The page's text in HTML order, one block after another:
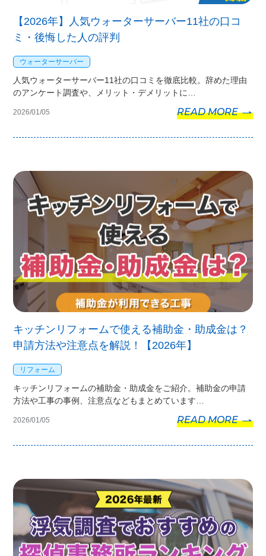
【2026年】人気ウォーターサーバー11社の口コ
ミ・後悔した人の評判
ウォーターサーバー
人気ウォーターサーバー11社の口コミを徹底比較。辞めた理由
のアンケート調査や、メリット・デメリットに…
2026/01/05 READ MORE
キッチンリフォームで使える補助金・助成金は？
申請方法や注意点を解説！【2026年】
リフォーム
キッチンリフォームの補助金・助成金をご紹介。補助金の申請
方法や工事の事例、注意点などもまとめています…
2026/01/05 READ MORE